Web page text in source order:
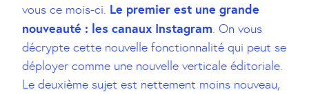
vous ce mois-ci. Le premier est une grande
nouveauté : les canaux Instagram. On vous
décrypte cette nouvelle fonctionnalité qui peut se
déployer comme une nouvelle verticale éditoriale.
Le deuxième sujet est nettement moins nouveau,